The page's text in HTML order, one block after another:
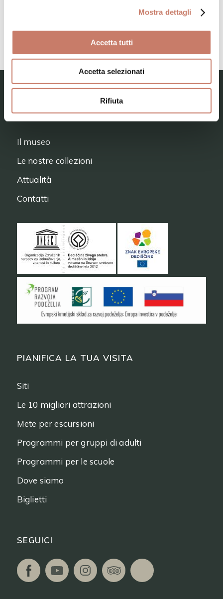
Mostra dettagli
Accetta tutti
Accetta selezionati
Rifiuta
Castello Gewerkenegg
MESTNI MUZEJ IDRIJA – MUSEO CIVICO DI
IDRIJA
Il museo
Le nostre collezioni
Attualità
Contatti
PIANIFICA LA TUA VISITA
Siti
Le 10 migliori attrazioni
Mete per escursioni
Programmi per gruppi di adulti
Programmi per le scuole
Dove siamo
Biglietti
SEGUICI